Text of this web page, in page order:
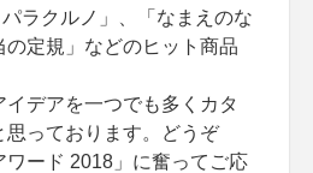
ラクルノ」、「なまえのな
の定規」などのヒット商品
イデアを一つでも多くカタ
思っております。どうぞ
ワード 2018」に奮ってご応